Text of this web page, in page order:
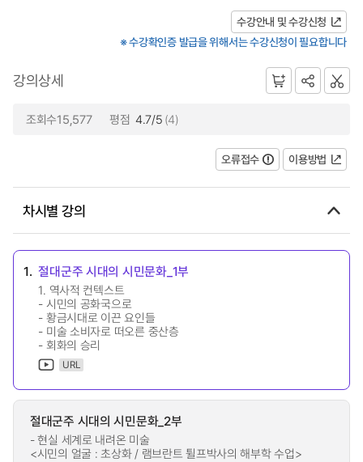
수강안내 및 수강신청
※ 수강확인증 발급을 위해서는 수강신청이 필요합니다
강의상세
조회수15,577 평점 4.7/5 (4)
오류접수 이용방법
차시별 강의
1. 절대군주 시대의 시민문화_1부
1. 역사적 컨텍스트
- 시민의 공화국으로
- 황금시대로 이끈 요인들
- 미술 소비자로 떠오른 중산층
- 회화의 승리
URL
절대군주 시대의 시민문화_2부
- 현실 세계로 내려온 미술
<시민의 얼굴 : 초상화 / 램브란트 튈프박사의 해부학 수업>